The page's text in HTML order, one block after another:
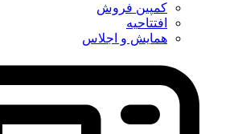
کمپین فروش
افتتاحیه
همایش و اجلاس